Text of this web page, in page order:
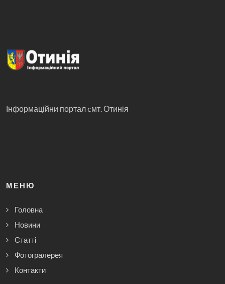
Інформаційни портал cмт. Отинія
МЕНЮ
Головна
Новини
Статті
Фотогралерея
Контакти